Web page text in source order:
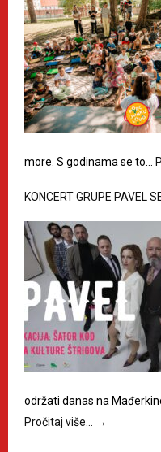
more. S godinama se to…
KONCERT GRUPE PAVEL
održati danas na
Pročitaj više…
→